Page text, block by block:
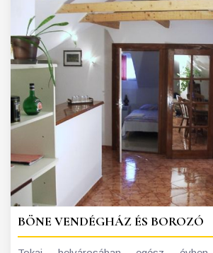
BÖNE VENDÉGHÁZ ÉS BOROZÓ